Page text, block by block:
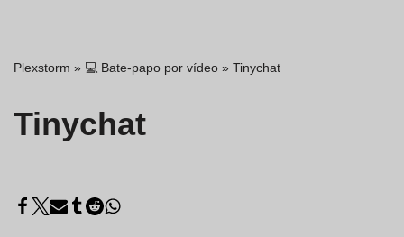
Plexstorm » 💻 Bate-papo por vídeo » Tinychat
Tinychat